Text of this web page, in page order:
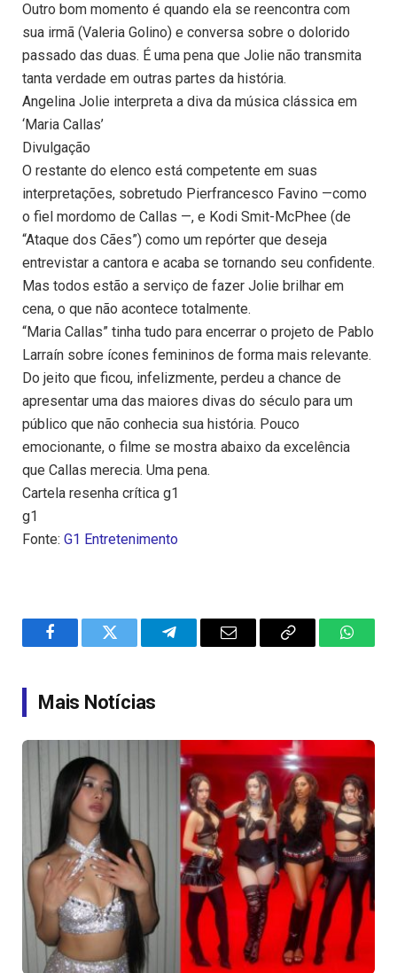
Outro bom momento é quando ela se reencontra com
sua irmã (Valeria Golino) e conversa sobre o dolorido
passado das duas. É uma pena que Jolie não transmita
tanta verdade em outras partes da história.
Angelina Jolie interpreta a diva da música clássica em
‘Maria Callas’
Divulgação
O restante do elenco está competente em suas
interpretações, sobretudo Pierfrancesco Favino —como
o fiel mordomo de Callas —, e Kodi Smit-McPhee (de
“Ataque dos Cães”) como um repórter que deseja
entrevistar a cantora e acaba se tornando seu confidente.
Mas todos estão a serviço de fazer Jolie brilhar em
cena, o que não acontece totalmente.
“Maria Callas” tinha tudo para encerrar o projeto de Pablo
Larraín sobre ícones femininos de forma mais relevante.
Do jeito que ficou, infelizmente, perdeu a chance de
apresentar uma das maiores divas do século para um
público que não conhecia sua história. Pouco
emocionante, o filme se mostra abaixo da excelência
que Callas merecia. Uma pena.
Cartela resenha crítica g1
g1
Fonte: G1 Entretenimento
FacebookTwitter TelegramEmail
Copy
Mais Notícias